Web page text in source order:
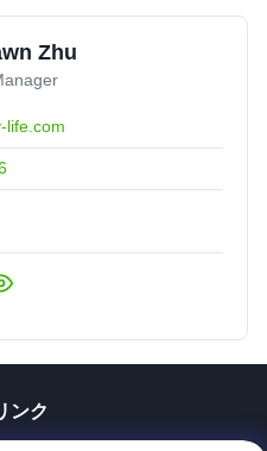
Zhu
life.com
ンク